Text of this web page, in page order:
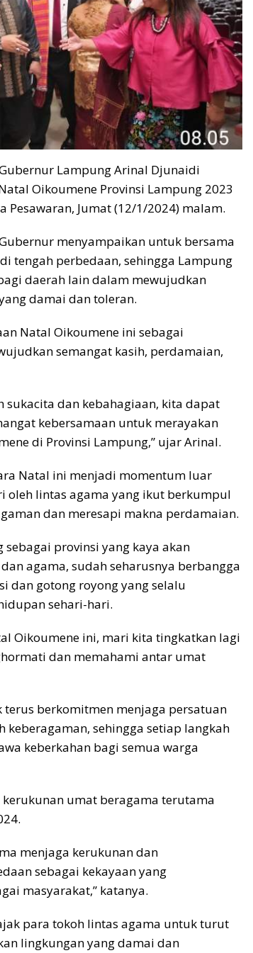
Lampung Arinal Djunaidi
Oikoumene Provinsi Lampung 2023
Pesawaran, Jumat (12/1/2024) malam.
menyampaikan untuk bersama
tengah perbedaan, sehingga Lampung
daerah lain dalam mewujudkan
damai dan toleran.
Natal Oikoumene ini sebagai
semangat kasih, perdamaian,
sukacita dan kebahagiaan, kita dapat
kebersamaan untuk merayakan
di Provinsi Lampung,” ujar Arinal.
Natal ini menjadi momentum luar
oleh lintas agama yang ikut berkumpul
dan meresapi makna perdamaian.
provinsi yang kaya akan
agama, sudah seharusnya berbangga
dan gotong royong yang selalu
sehari-hari.
Oikoumene ini, mari kita tingkatkan lagi
dan memahami antar umat
berkomitmen menjaga persatuan
keberagaman, sehingga setiap langkah
keberkahan bagi semua warga
umat beragama terutama
menjaga kerukunan dan
sebagai kekayaan yang
masyarakat,” katanya.
para tokoh lintas agama untuk turut
lingkungan yang damai dan